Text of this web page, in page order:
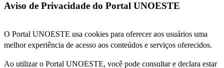
Aviso de Privacidade do Portal UNOESTE
O Portal UNOESTE usa cookies para oferecer aos usuários uma
melhor experiência de acesso aos conteúdos e serviços oferecidos.
Ao utilizar o Portal UNOESTE, você pode consultar e declara estar